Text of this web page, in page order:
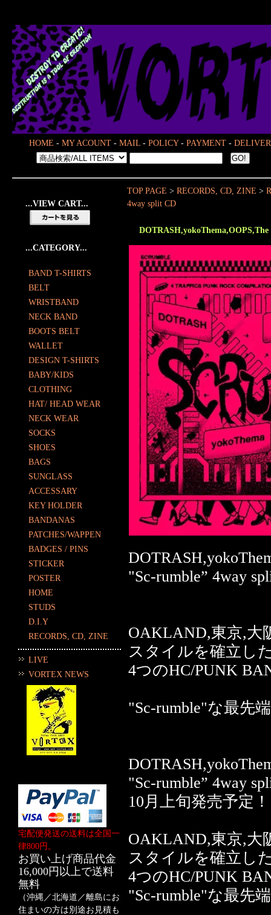
HOME - MY ACOUNT - MAIL - POLICY- PAYMENT -
...VIEW CART...
...CATEGORY...
BAND T-SHIRTS
BELT
WRISTBAND
NECK BAND
BOOTS BELT
WALLET
DESIGN T-SHIRTS
BABY/KIDS
CLOTHING
HAT/ HEAD WEAR
NECK WEAR
SOCKS
SHOES
BAGS
SUNGLASS
ACCESSARY
KEY HOLDER
BANDANAS
PATCHES/WAPPEN
BADGES / PINS
STICKER
POSTER
HOME
STUDS
D.I.Y
RECORDS, CD, ZINE
LIVE
VORTEX NEWS
宅配便発送の送料は全国一
律800円。
お買い上げ商品代金
16,000円以上で送料
無料
（沖縄／北海道／離島にお
住まいの方は別途お見積も
TOP PAGE > RECORDS, CD, ZINE >
4way split CD
"Sc-rumble” 4way
OAKLAND,東京,大
スタイルを確立し
4つのHC/PUNK
"Sc-rumble"な最先
"Sc-rumble” 4way
10月上旬発売予定！
OAKLAND,東京,大
スタイルを確立し
4つのHC/PUNK
"Sc-rumble"な最先